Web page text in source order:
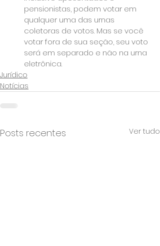
pensionistas, podem votar em
qualquer uma das urnas
coletoras de votos. Mas se você
votar fora de sua seção, seu voto
será em separado e não na urna
eletrônica.
Jurídico
Notícias
Posts recentes Ver tudo